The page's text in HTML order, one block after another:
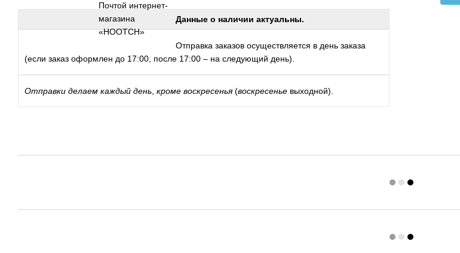
Данные о наличии актуальны.
Отправка заказов осуществляется в день заказа
(если заказ оформлен до 17:00, после 17:00 – на следующий день).
Отправки делаем каждый день, кроме воскресенья(воскресенье выходной).